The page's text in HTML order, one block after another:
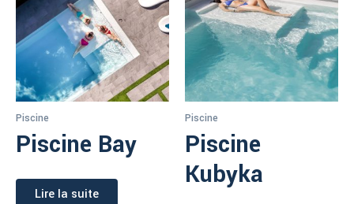
Piscine
Piscine Bay
Lire la suite
Piscine
Piscine
Kubyka